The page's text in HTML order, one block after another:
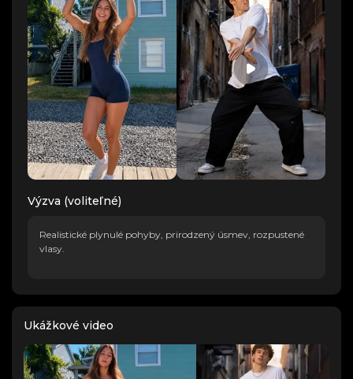
Výzva (voliteľné)
Realistické plynulé pohyby, prirodzený úsmev, rozpustené
vlasy.
Ukážkové video